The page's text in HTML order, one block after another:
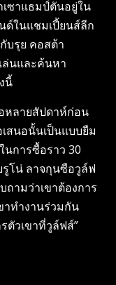
ซาแธมป์ตันอยู่ใน
ด์ในแชมเปี้ยนส์ลีก
บรุย คอสต้า
ล่นและค้นหา
นี้
หลายสัปดาห์ก่อน
สนอนั้นเป็นแบบยืม
การซื้อราว 30
รูโน่ ลาจกุนซือวูล์ฟ
ามว่าเขาต้องการ
าทำงานร่วมกัน
ตัวเขาที่วูล์ฟส์”